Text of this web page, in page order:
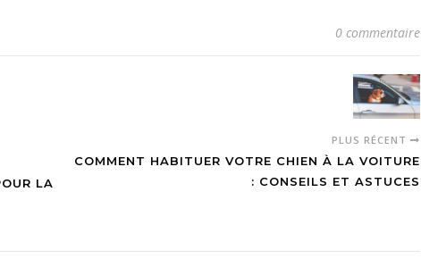
0 commentaire
LA
PLUS RÉCENT
COMMENT HABITUER VOTRE CHIEN À LA VOITURE
: CONSEILS ET ASTUCES